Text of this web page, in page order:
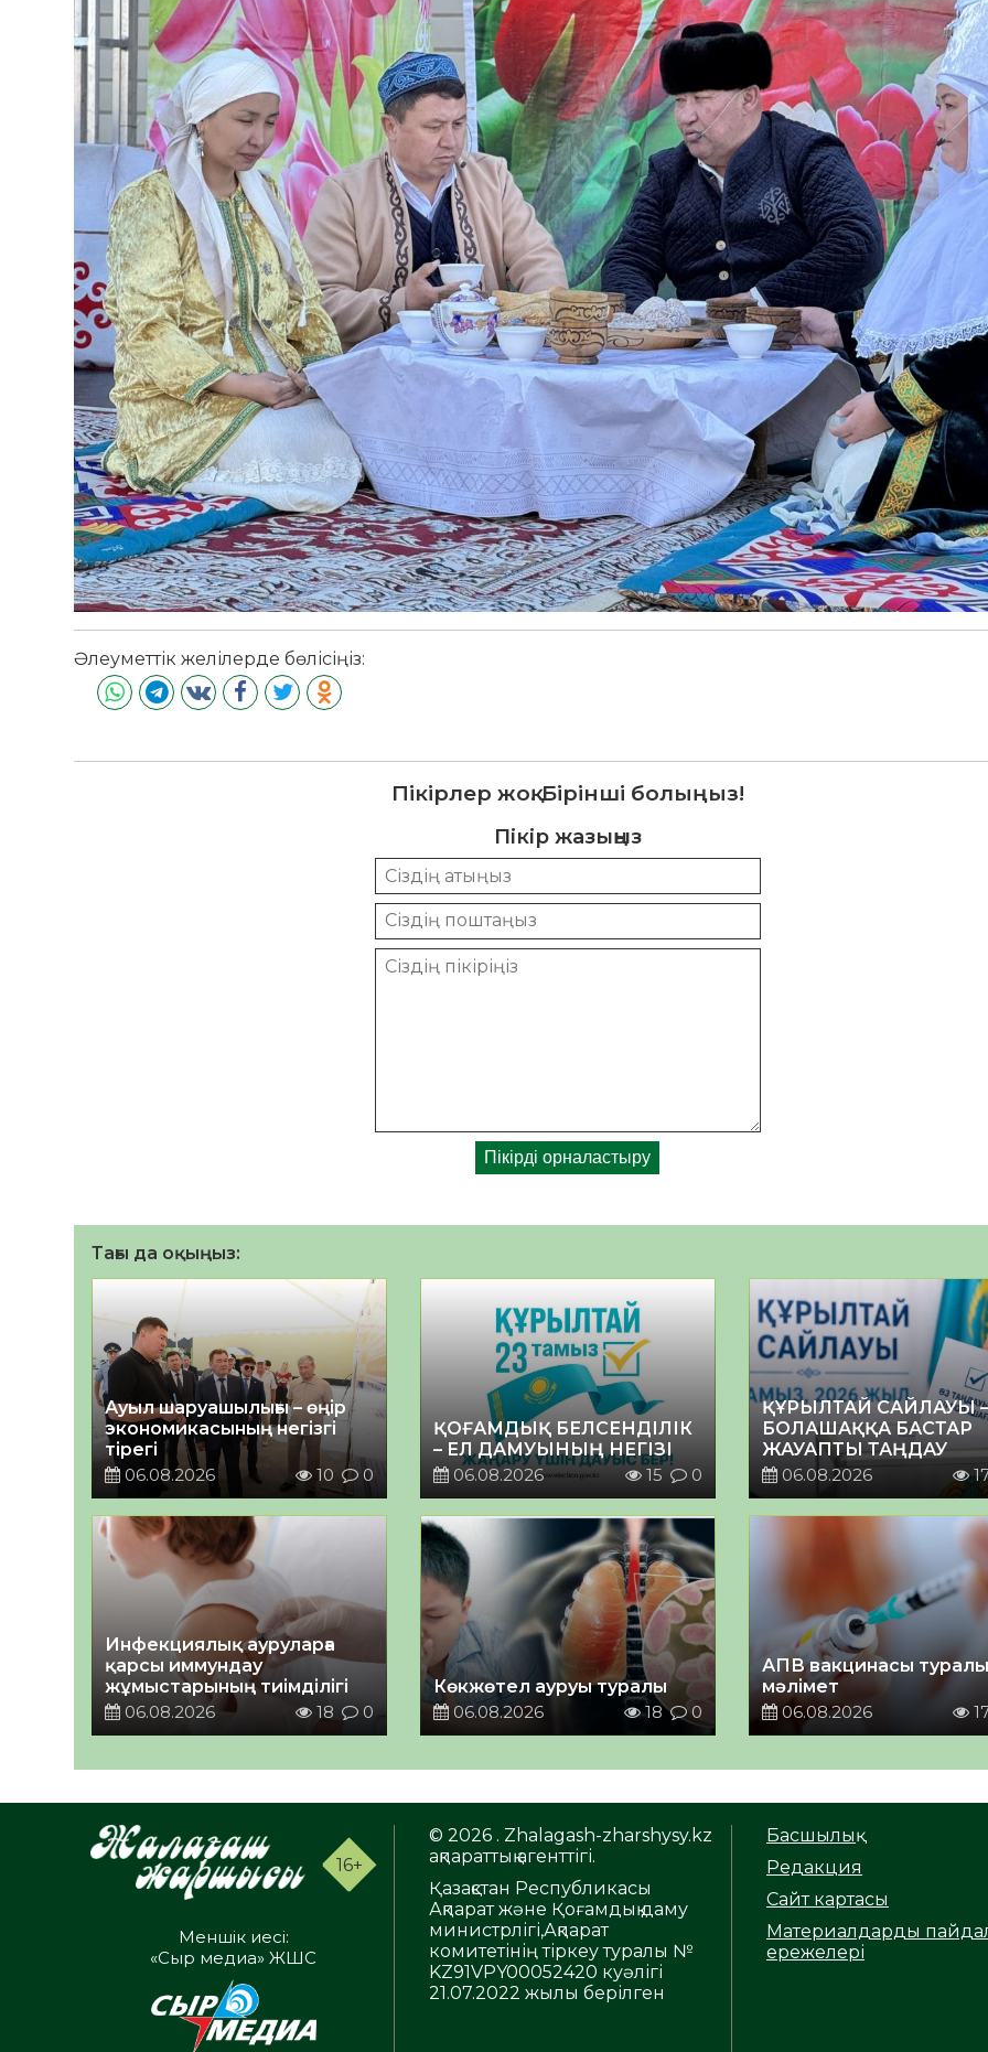
Әлеуметтік желілерде бөлісіңіз:
Пікірлер жоқ. Бірінші болыңыз!
Пікір жазыңыз
Тағы да оқыңыз:
Ауыл шаруашылығы – өңір
экономикасының негізгі
тірегі
06.08.2026
10 0
ҚОҒАМДЫҚ БЕЛСЕНДІЛІК
– ЕЛ ДАМУЫНЫҢ НЕГІЗІ
06.08.2026
15 0
ҚҰРЫЛТАЙ САЙЛАУЫ –
БОЛАШАҚҚА БАСТАР
ЖАУАПТЫ ТАҢДАУ
06.08.2026
Инфекциялық ауруларға
қарсы иммундау
жұмыстарының тиімділігі
06.08.2026
18 0
Көкжөтел ауруы туралы
06.08.2026
18 0
АПВ вакцинасы туралы
мәлімет
06.08.2026
16+
Меншік иесі:
«Сыр медиа» ЖШС
© 2026 . Zhalagash-zharshysy.kz
ақпараттық агенттігі.
Қазақстан Республикасы
Ақпарат және Қоғамдық даму
министрлігі,Ақпарат
комитетінің тіркеу туралы №
KZ91VPY00052420 куәлігі
21.07.2022 жылы берілген
Басшылық
Редакция
Сайт картасы
Материалдарды
ережелері